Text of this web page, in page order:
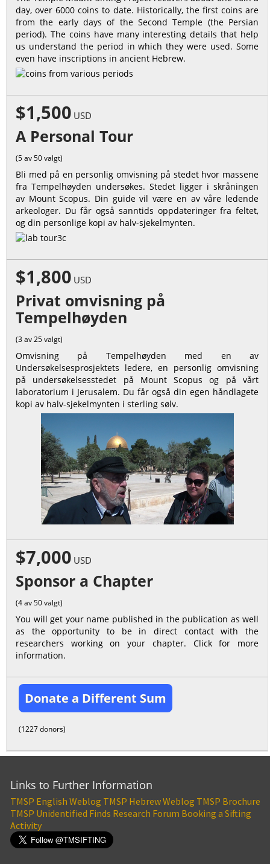
day, over 6000 coins to date. Historically, the first coins are
from the early days of the Second Temple (the Persian
period). The coins have many interesting details that help
us understand the period in which they were used. Some
even have inscriptions in ancient Hebrew.
$1,500 USD
A Personal Tour
(5 av 50 valgt)
Bli med på en personlig omvisning på stedet hvor massene
fra Tempelhøyden undersøkes. Stedet ligger i skråningen
av Mount Scopus. Din guide vil være en av våre ledende
arkeologer. Du får også sanntids oppdateringer fra feltet,
og din personlige kopi av halv-sjekelmynten.
$1,800 USD
Privat omvisning på
Tempelhøyden
(3 av 25 valgt)
Omvisning på Tempelhøyden med en av
Undersøkelsesprosjektets ledere, en personlig omvisning
på undersøkelsesstedet på Mount Scopus og på vårt
laboratorium i Jerusalem. Du får også din egen håndlagete
kopi av halv-sjekelmynten i sterling sølv.
$7,000 USD
Sponsor a Chapter
(4 av 50 valgt)
You will get your name published in the publication as well
as the opportunity to be in direct contact with the
researchers working on your chapter. Click for more
information.
Donate a Different Sum
(1227 donors)
Links to Further Information
TMSP English Weblog TMSP Hebrew Weblog TMSP Brochure
TMSP Unidentified Finds Research Forum Booking a Sifting
Activity